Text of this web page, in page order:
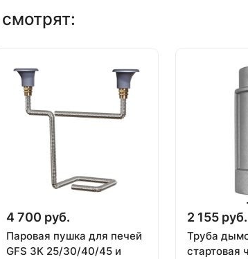
4 700 руб.
Паровая пушка для печей
GFS ЗК 25/30/40/45 и
2 155 руб.
Труба
стартовая